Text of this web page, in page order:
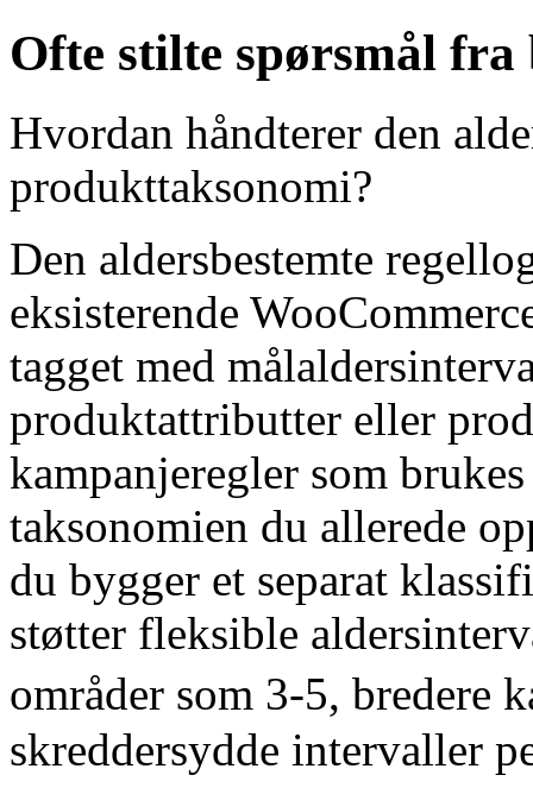
Ofte stilte spørsmål
Hvordan håndterer den
produkttaksonomi?
Den aldersbestemte
eksisterende
tagget med
produktattributter eller
kampanjeregler som
taksonomien du allerede
du bygger et separat
støtter fleksible
områder som 3-5,
skreddersydde intervaller